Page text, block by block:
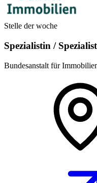
Stelle der woche
Spezialistin /
Bundesanstalt für